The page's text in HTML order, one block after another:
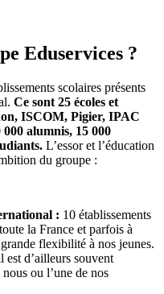
Eduservices ?
scolaires présents
Ce sont 25 écoles et
ISCOM, Pigier, IPAC
alumnis, 15 000
L’essor et l’éducation
du groupe :
: 10 établissements
la France et parfois à
flexibilité à nos jeunes.
est d’ailleurs souvent
ou l’une de nos